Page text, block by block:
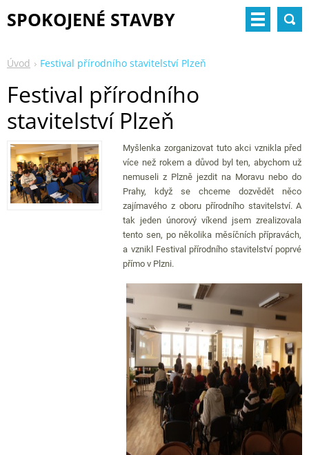
SPOKOJENÉ STAVBY
Úvod Festival přírodního stavitelství Plzeň
Festival přírodního
stavitelství Plzeň
Myšlenka zorganizovat tuto akci vznikla před
více než rokem a důvod byl ten, abychom už
nemuseli z Plzně jezdit na Moravu nebo do
Prahy, když se chceme dozvědět něco
zajímavého z oboru přírodního stavitelství. A
tak jeden únorový víkend jsem zrealizovala
tento sen, po několika měsíčních přípravách,
a vznikl Festival přírodního stavitelství poprvé
přímo v Plzni.